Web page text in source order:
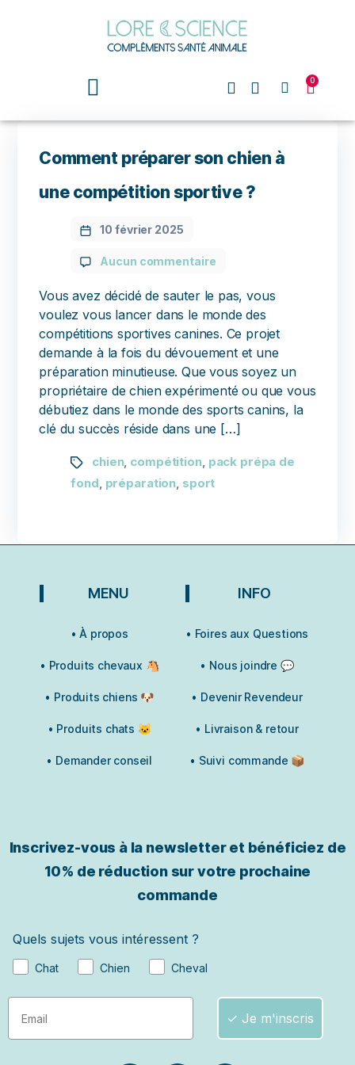
0
Comment préparer son chien à
une compétition sportive ?
10 février 2025
Aucun commentaire
Vous avez décidé de sauter le pas, vous
voulez vous lancer dans le monde des
compétitions sportives canines. Ce projet
demande à la fois du dévouement et une
préparation minutieuse. Que vous soyez un
propriétaire de chien expérimenté ou que vous
débutiez dans le monde des sports canins, la
clé du succès réside dans une […]
chien, compétition, pack prépa de
fond préparation sport
MENU
• À propos
• Produits chevaux 🐴
• Produits chiens 🐶
• Produits chats 🐱
• Demander conseil
INFO
• Foires aux Questions
• Nous joindre 💬
• Devenir Revendeur
• Livraison & retour
• Suivi commande 📦
Inscrivez-vous à la newsletter et bénéficiez de
10% de réduction sur votre prochaine
commande
Quels sujets vous intéressent ?
Chat Chien Cheval
✓ Je m'inscris